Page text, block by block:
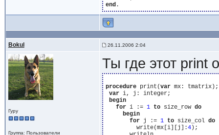
end
Bokul 26.11.2006 2:04
Гуру
Группа: Пользователи
Ты где этот print
procedure print(var mx: tmatrix);
var i, j: integer;
begin
for i := 1 to size_row do
begin
for j := 1 to size_col do
         write(mx[i][j]:
4);